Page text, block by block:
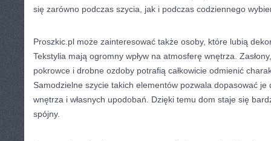
się zarówno podczas szycia, jak i podczas codziennego
Proszkic.pl może zainteresować także osoby, które lubią
Tekstylia mają ogromny wpływ na atmosferę wnętrza.
pokrowce i drobne ozdoby potrafią całkowicie odmienić
Samodzielne szycie takich elementów pozwala dopasować
wnętrza i własnych upodobań. Dzięki temu dom staje się
spójny.